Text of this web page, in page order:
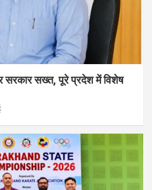
सरकार सख्त, पूरे प्रदेश में विशेष